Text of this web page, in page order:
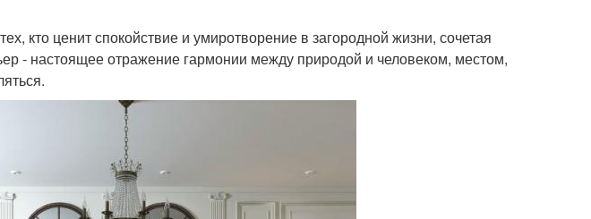
кто ценит спокойствие и умиротворение в загородной жизни, сочетая
- настоящее отражение гармонии между природой и человеком, местом,